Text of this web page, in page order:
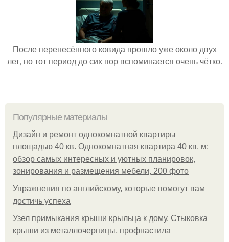
После перенесённого ковида прошло уже около двух
лет, но тот период до сих пор вспоминается очень чётко.
Популярные материалы
Дизайн и ремонт однокомнатной квартиры
площадью 40 кв. Однокомнатная квартира 40 кв. м:
обзор самых интересных и уютных планировок,
зонирования и размещения мебели, 200 фото
Упражнения по английскому, которые помогут вам
достичь успеха
Узел примыкания крыши крыльца к дому. Стыковка
крыши из металлочерпицы, профнастила